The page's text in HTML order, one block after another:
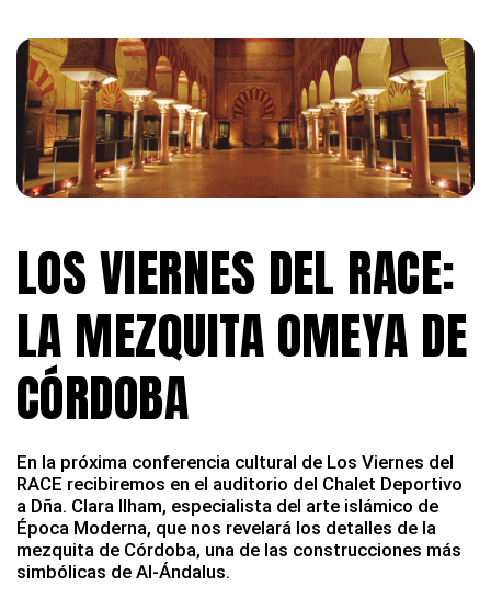
LOS VIERNES DEL RACE:
LA MEZQUITA OMEYA DE
CÓRDOBA
En la próxima conferencia cultural de Los Viernes del
RACE recibiremos en el auditorio del Chalet Deportivo
a Dña. Clara Ilham, especialista del arte islámico de
Época Moderna, que nos revelará los detalles de la
mezquita de Córdoba, una de las construcciones más
simbólicas de Al-Ándalus.